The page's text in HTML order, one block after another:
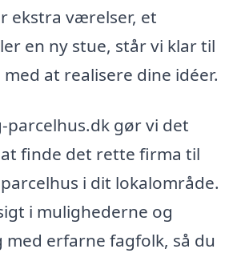
ekstra værelser, et
en ny stue, står vi klar til
at realisere dine idéer.
parcelhus.dk gør vi det
finde det rette firma til
i dit lokalområde.
i mulighederne og
erfarne fagfolk, så du